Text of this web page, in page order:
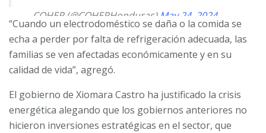
— COHEP (@COHEPHonduras) May 24, 2024
“Cuando un electrodoméstico se daña o la comida se
echa a perder por falta de refrigeración adecuada, las
familias se ven afectadas económicamente y en su
calidad de vida”, agregó.
El gobierno de Xiomara Castro ha justificado la crisis
energética alegando que los gobiernos anteriores no
hicieron inversiones estratégicas en el sector, que